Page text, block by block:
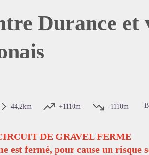
Durance et
44,2km +1110m -1110m
DE GRAVEL FERME
est fermé, pour cause un risque